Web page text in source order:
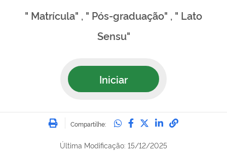
" Matrícula" , " Pós-graduação" , " Lato
Sensu"
Iniciar
Imprimir
Compartilhe: Compartilhe no
Compartilhe no
Compartilhe no
Compartilhe
Última Modificação: 15/12/2025